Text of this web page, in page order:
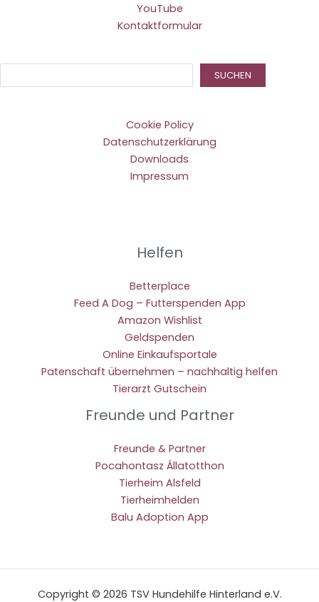
YouTube
Kontaktformular
SUCHEN
Cookie Policy
Datenschutzerklärung
Downloads
Impressum
Helfen
Betterplace
Feed A Dog – Futterspenden App
Amazon Wishlist
Geldspenden
Online Einkaufsportale
Patenschaft übernehmen – nachhaltig helfen
Tierarzt Gutschein
Freunde und Partner
Freunde & Partner
Pocahontasz Állatotthon
Tierheim Alsfeld
Tierheimhelden
Balu Adoption App
Copyright © 2026 TSV Hundehilfe Hinterland e.V.